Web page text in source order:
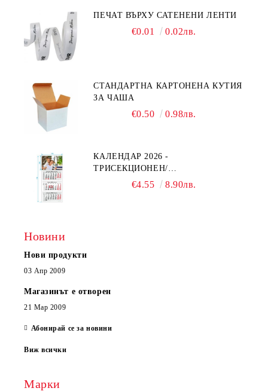
ПЕЧАТ ВЪРХУ САТЕНЕНИ ЛЕНТИ
€0.01 0.02лв.
СТАНДАРТНА КАРТОНЕНА КУТИЯ
ЗА ЧАША
€0.50 0.98лв.
КАЛЕНДАР 2026 -
ТРИСЕКЦИОНЕН/
ЕДНОСЕКЦИОНЕН
€4.55 8.90лв.
Новини
Нови продукти
03 Апр 2009
Магазинът е отворен
21 Мар 2009
Абонирай се за новини
Виж всички
Марки